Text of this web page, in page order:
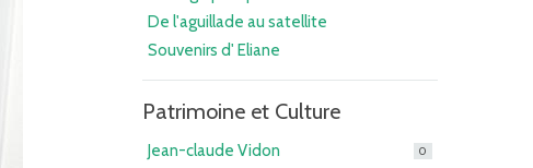
De l'aguillade au satellite
Souvenirs d' Eliane
Patrimoine et Culture
Jean-claude Vidon 0